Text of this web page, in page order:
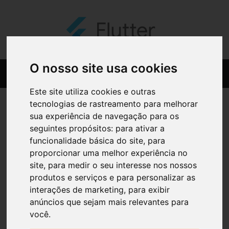
O nosso site usa cookies
Este site utiliza cookies e outras
tecnologias de rastreamento para melhorar
sua experiência de navegação para os
seguintes propósitos: para ativar a
funcionalidade básica do site, para
proporcionar uma melhor experiência no
site, para medir o seu interesse nos nossos
produtos e serviços e para personalizar as
interações de marketing, para exibir
anúncios que sejam mais relevantes para
você.